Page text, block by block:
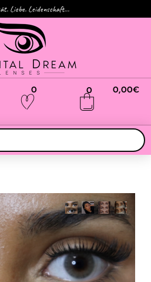
Liebe. Leidenschaft...
0 0 0,00€